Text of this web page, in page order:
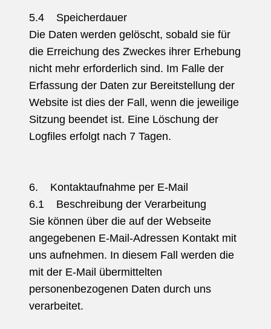
5.4 Speicherdauer
Die Daten werden gelöscht, sobald sie für
die Erreichung des Zweckes ihrer Erhebung
nicht mehr erforderlich sind. Im Falle der
Erfassung der Daten zur Bereitstellung der
Website ist dies der Fall, wenn die jeweilige
Sitzung beendet ist. Eine Löschung der
Logfiles erfolgt nach 7 Tagen.
6. Kontaktaufnahme per E-Mail
6.1 Beschreibung der Verarbeitung
Sie können über die auf der Webseite
angegebenen E-Mail-Adressen Kontakt mit
uns aufnehmen. In diesem Fall werden die
mit der E-Mail übermittelten
personenbezogenen Daten durch uns
verarbeitet.